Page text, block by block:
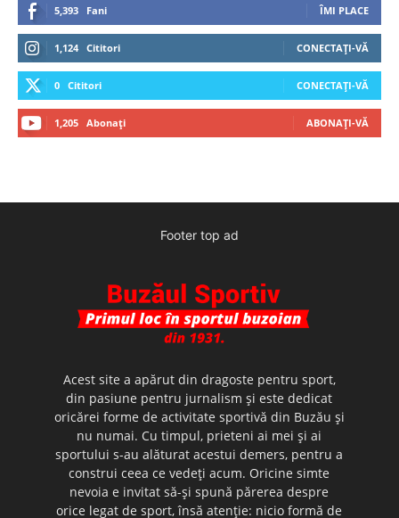
5,393 Fani ÎMI PLACE
1,124 Cititori CONECTAȚI-VĂ
0 Cititori CONECTAȚI-VĂ
1,205 Abonați ABONAȚI-VĂ
Footer top ad
Acest site a apărut din dragoste pentru sport,
din pasiune pentru jurnalism şi este dedicat
oricărei forme de activitate sportivă din Buzău şi
nu numai. Cu timpul, prieteni ai mei şi ai
sportului s-au alăturat acestui demers, pentru a
construi ceea ce vedeţi acum. Oricine simte
nevoia e invitat să-şi spună părerea despre
orice legat de sport, însă atenţie: nicio formă de